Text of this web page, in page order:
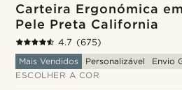
Carteira Ergonómica em
Pele Preta California
4.7 (675)
Mais Vendidos
Personalizável
Envio
ESCOLHER A COR